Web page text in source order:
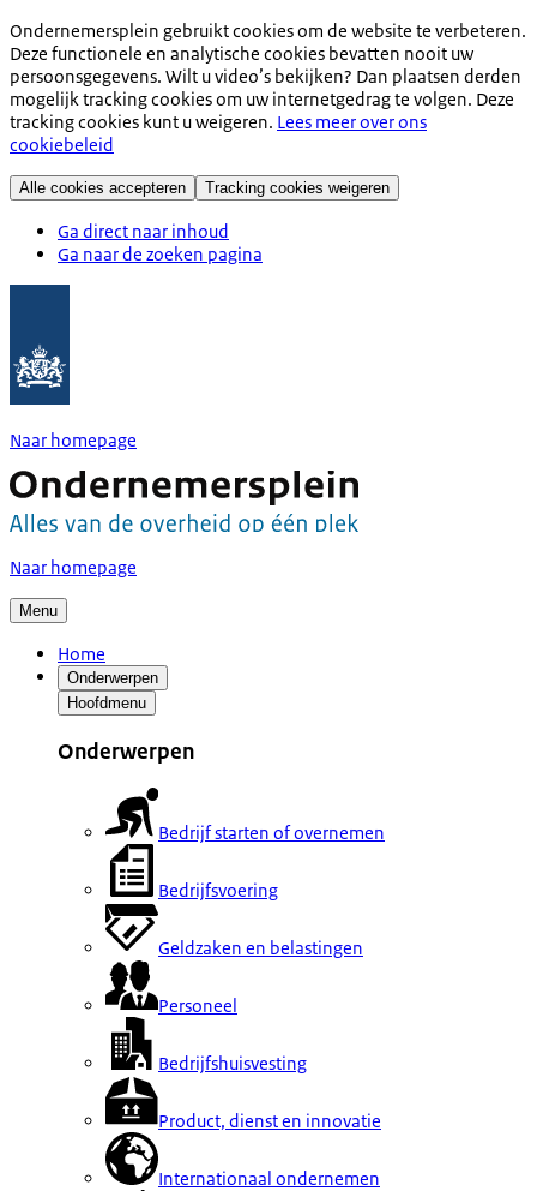
Ondernemersplein gebruikt cookies om de website te verbeteren.
Deze functionele en analytische cookies bevatten nooit uw
persoonsgegevens. Wilt u video’s bekijken? Dan plaatsen derden
mogelijk tracking cookies om uw internetgedrag te volgen. Deze
tracking cookies kunt u weigeren. Lees meer over ons
cookiebeleid
Alle cookies accepteren Tracking cookies weigeren
Ga direct naar inhoud
Ga naar de zoeken pagina
Naar homepage
Naar homepage
Menu
Home
Onderwerpen
Hoofdmenu
Onderwerpen
Bedrijf starten of overnemen
Bedrijfsvoering
Geldzaken en belastingen
Personeel
Bedrijfshuisvesting
Product, dienst en innovatie
Internationaal ondernemen